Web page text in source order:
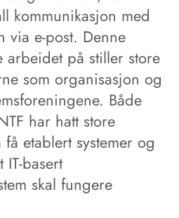
kommunikasjon med
via e-post. Denne
arbeidet på stiller store
som organisasjon og
Både
har hatt store
etablert systemer og
basert
skal fungere